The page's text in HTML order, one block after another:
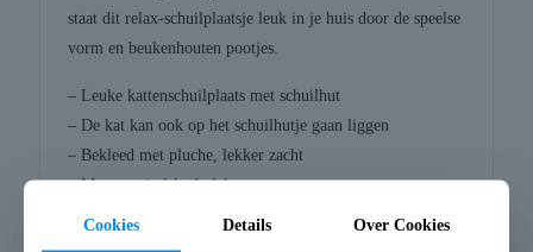
staat dit relax-schuilplaatsje leuk in je huis door de speelse
vorm en beukenhouten pootjes.
– Leuke kattenschuilplaats met schuilhut
– De kat kan ook op het schuilhutje gaan liggen
– Bekleed met pluche, lekker zacht
– Met een sisal-krabvlak
Afmeting: 48X48X38 cm
Cookies Details Over Cookies